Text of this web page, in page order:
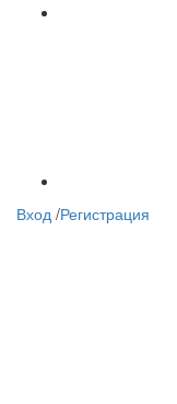
Вход /Регистрация